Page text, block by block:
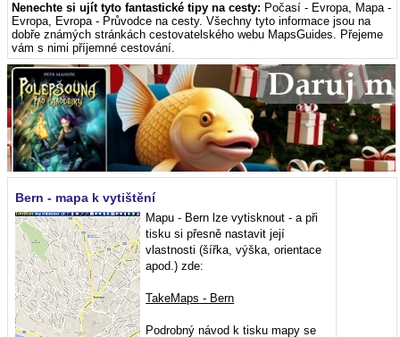
Nenechte si ujít tyto fantastické tipy na cesty: Počasí - Evropa, Mapa -
Evropa, Evropa - Průvodce na cesty. Všechny tyto informace jsou na
dobře známých stránkách cestovatelského webu MapsGuides. Přejeme
vám s nimi příjemné cestování.
Bern - mapa k vytištění
Mapu - Bern lze vytisknout - a při
tisku si přesně nastavit její
vlastnosti (šířka, výška, orientace
apod.) zde:
TakeMaps - Bern
Podrobný návod k tisku mapy se